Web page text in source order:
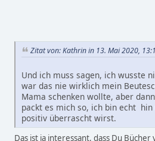
Zitat von: Kathrin in 13. Mai 2020,
Und ich muss sagen, ich wusste
war das nie wirklich mein
Mama schenken wollte, aber
packt es mich so, ich bin echt
positiv überrascht wirst.
Das ist ja interessant, dass Du